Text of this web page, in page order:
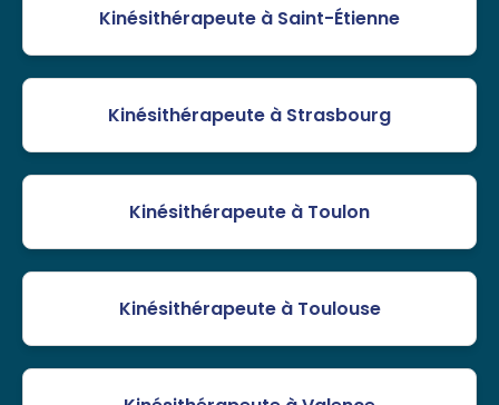
Kinésithérapeute à Saint-Étienne
Kinésithérapeute à Strasbourg
Kinésithérapeute à Toulon
Kinésithérapeute à Toulouse